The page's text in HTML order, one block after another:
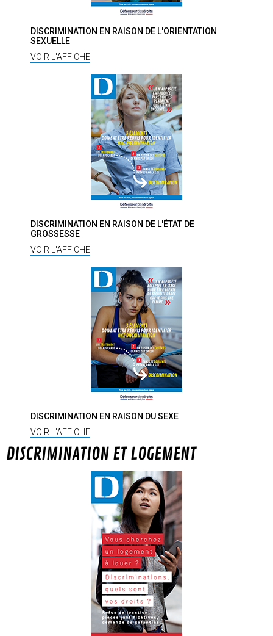
DISCRIMINATION EN RAISON DE L'ORIENTATION
SEXUELLE
VOIR L'AFFICHE
DISCRIMINATION EN RAISON DE L'ÉTAT DE
GROSSESSE
VOIR L'AFFICHE
DISCRIMINATION EN RAISON DU SEXE
VOIR L'AFFICHE
DISCRIMINATION ET LOGEMENT